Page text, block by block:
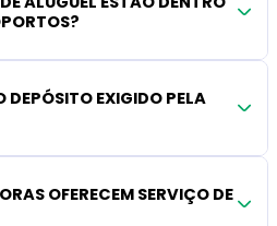
DEPÓSITO EXIGIDO PELA
OFERECEM SERVIÇO DE